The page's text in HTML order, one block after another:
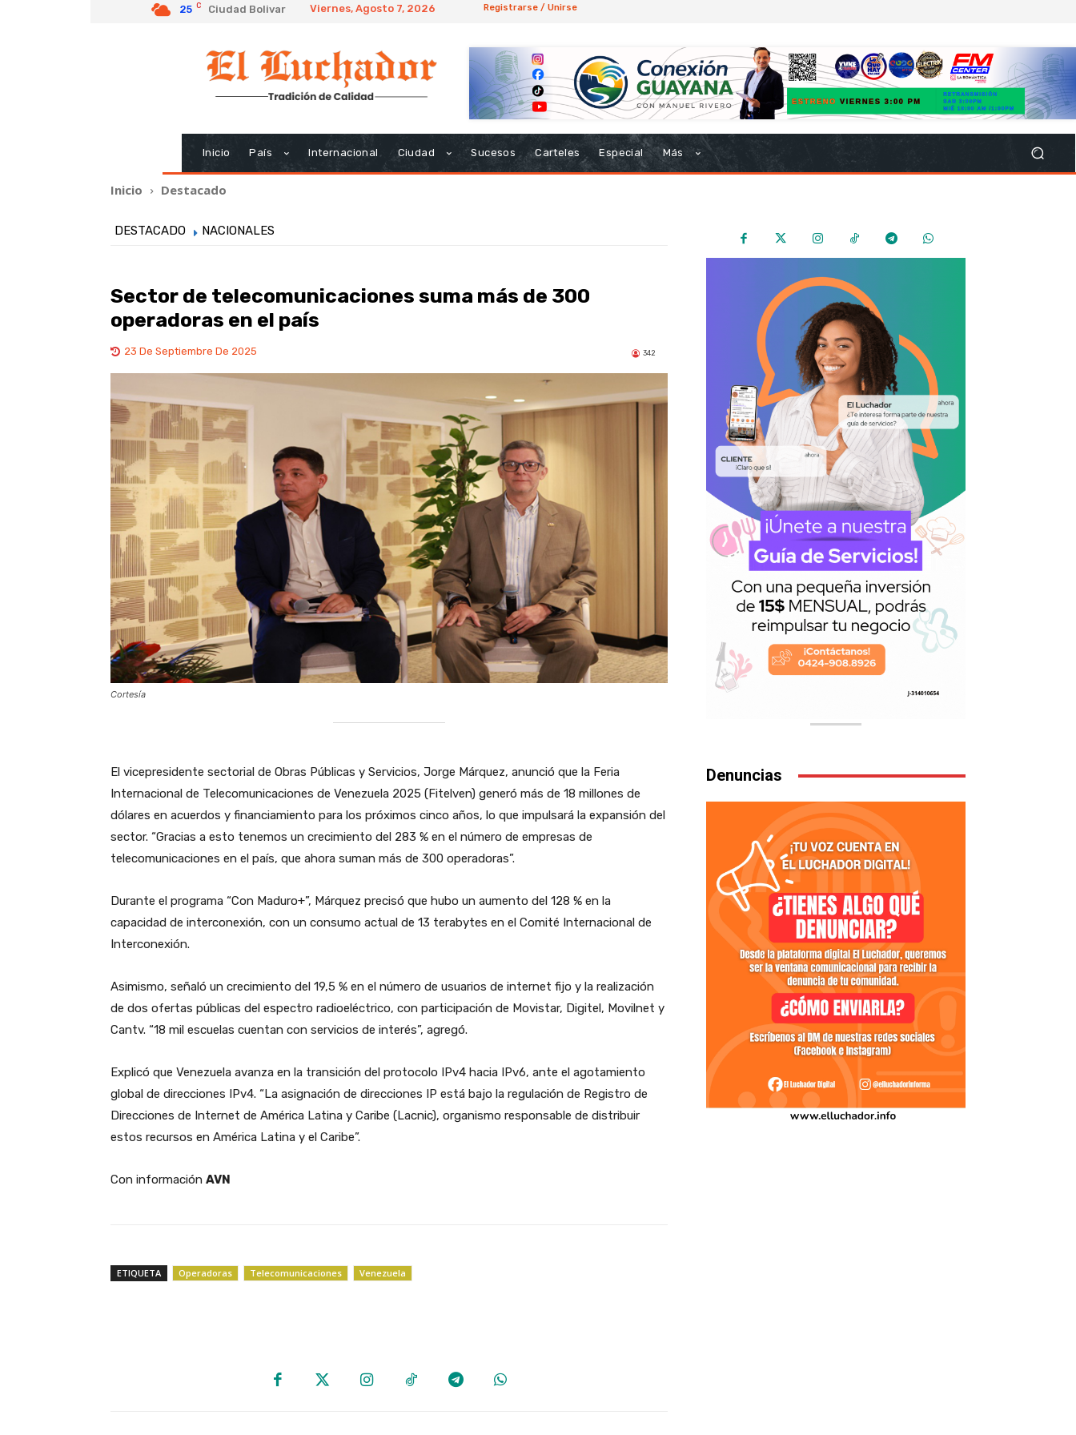
25 C Ciudad Bolivar Viernes, Agosto 7, 2026 Registrarse / Unirse
Inicio País Internacional Ciudad Sucesos Carteles Especial Más
Inicio Destacado
DESTACADO NACIONALES
Sector de telecomunicaciones suma más de 300
operadoras en el país
23 De Septiembre De 2025 342
Cortesía
El vicepresidente sectorial de Obras Públicas y Servicios, Jorge Márquez, anunció que la Feria
Internacional de Telecomunicaciones de Venezuela 2025 (Fitelven) generó más de 18 millones de
dólares en acuerdos y financiamiento para los próximos cinco años, lo que impulsará la expansión del
sector. “Gracias a esto tenemos un crecimiento del 283 % en el número de empresas de
telecomunicaciones en el país, que ahora suman más de 300 operadoras”.
Durante el programa “Con Maduro+”, Márquez precisó que hubo un aumento del 128 % en la
capacidad de interconexión, con un consumo actual de 13 terabytes en el Comité Internacional de
Interconexión.
Asimismo, señaló un crecimiento del 19,5 % en el número de usuarios de internet fijo y la realización
de dos ofertas públicas del espectro radioeléctrico, con participación de Movistar, Digitel, Movilnet y
Cantv. “18 mil escuelas cuentan con servicios de interés”, agregó.
Explicó que Venezuela avanza en la transición del protocolo IPv4 hacia IPv6, ante el agotamiento
global de direcciones IPv4. “La asignación de direcciones IP está bajo la regulación de Registro de
Direcciones de Internet de América Latina y Caribe (Lacnic), organismo responsable de distribuir
estos recursos en América Latina y el Caribe”.
Con información AVN
ETIQUETA Operadoras Telecomunicaciones Venezuela
Denuncias